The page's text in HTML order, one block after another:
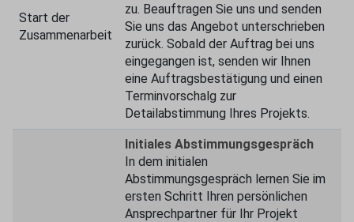
Start der
Zusammenarbeit
zu. Beauftragen Sie uns und senden
Sie uns das Angebot unterschrieben
zurück. Sobald der Auftrag bei uns
eingegangen ist, senden wir Ihnen
eine Auftragsbestätigung und einen
Terminvorschalg zur
Detailabstimmung Ihres Projekts.
Initiales Abstimmungsgespräch
In dem initialen
Abstimmungsgespräch lernen Sie im
ersten Schritt Ihren persönlichen
Ansprechpartner für Ihr Projekt